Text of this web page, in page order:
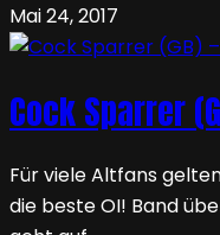
Mai 24, 2017
Cock Sparrer
Für viele Altfans
die beste OI! Band